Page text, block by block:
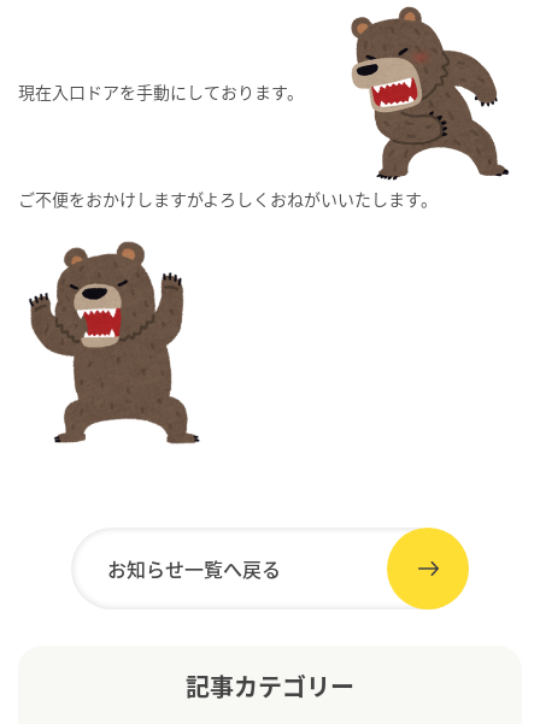
現在入口ドアを手動にしております。
ご不便をおかけしますがよろしくおねがいいたします。
お知らせ一覧へ戻る
記事カテゴリー